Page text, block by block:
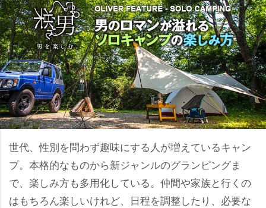
世代、性別を問わず趣味にする人が増えているキャン
プ。本格的なものから新ジャンルのグランピングま
で、楽しみ方も多用化している。仲間や家族と行くの
はもちろん楽しいけれど、日程を調整したり、必要な